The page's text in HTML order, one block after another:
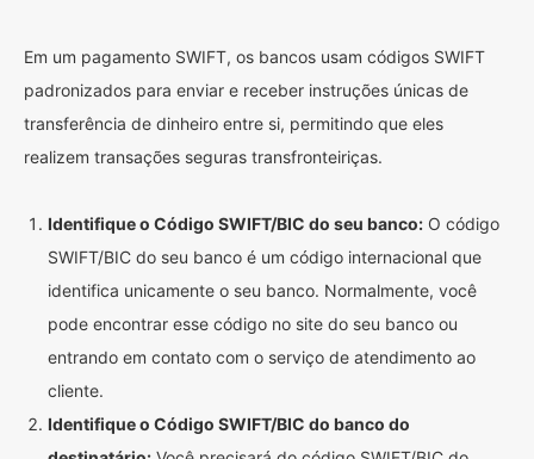
Em um pagamento SWIFT, os bancos usam códigos SWIFT
padronizados para enviar e receber instruções únicas de
transferência de dinheiro entre si, permitindo que eles
realizem transações seguras transfronteiriças.
Identifique o Código SWIFT/BIC do seu banco: O código
SWIFT/BIC do seu banco é um código internacional que
identifica unicamente o seu banco. Normalmente, você
pode encontrar esse código no site do seu banco ou
entrando em contato com o serviço de atendimento ao
cliente.
Identifique o Código SWIFT/BIC do banco do